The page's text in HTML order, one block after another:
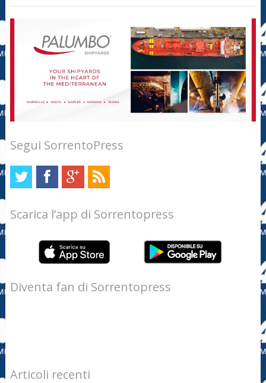
Segui SorrentoPress
Scarica l’app di Sorrentopress
Diventa fan di Sorrentopress
Articoli recenti